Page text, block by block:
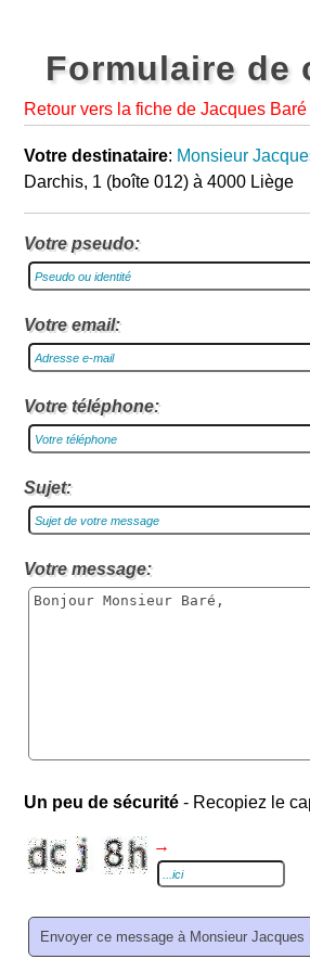
Formulaire de
Retour vers la fiche de Jacques Baré
Votre destinataire: Monsieur
Darchis, 1 (boîte 012) à 4000 Liège
Votre pseudo:
Votre email:
Votre téléphone:
Sujet:
Votre message:
Un peu de sécurité - Recopiez le
→